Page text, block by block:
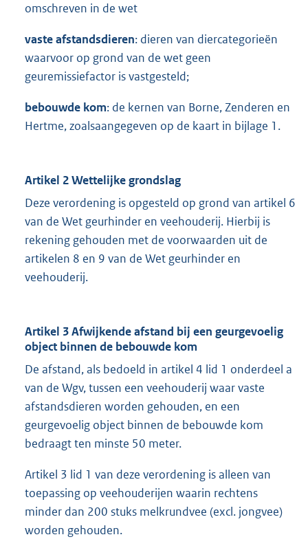
omschreven in de wet
vaste afstandsdieren: dieren van diercategorieën
waarvoor op grond van de wet geen
geuremissiefactor is vastgesteld;
bebouwde kom: de kernen van Borne, Zenderen en
Hertme, zoalsaangegeven op de kaart in bijlage 1.
Artikel 2 Wettelijke grondslag
Deze verordening is opgesteld op grond van artikel 6
van de Wet geurhinder en veehouderij. Hierbij is
rekening gehouden met de voorwaarden uit de
artikelen 8 en 9 van de Wet geurhinder en
veehouderij.
Artikel 3 Afwijkende afstand bij een geurgevoelig
object binnen de bebouwde kom
De afstand, als bedoeld in artikel 4 lid 1 onderdeel a
van de Wgv, tussen een veehouderij waar vaste
afstandsdieren worden gehouden, en een
geurgevoelig object binnen de bebouwde kom
bedraagt ten minste 50 meter.
Artikel 3 lid 1 van deze verordening is alleen van
toepassing op veehouderijen waarin rechtens
minder dan 200 stuks melkrundvee (excl. jongvee)
worden gehouden.